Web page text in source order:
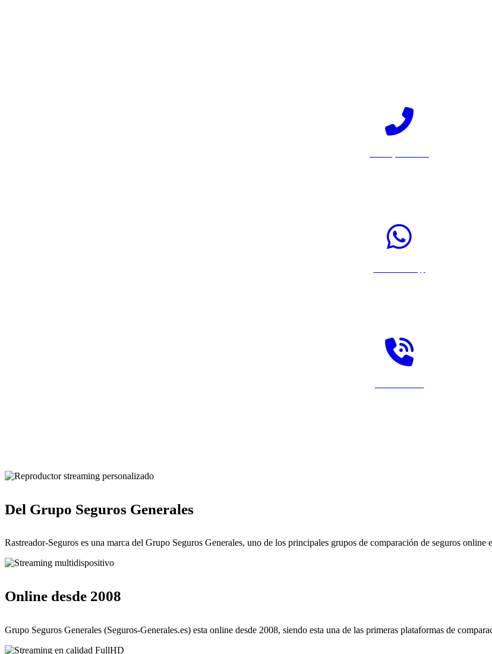
Del Grupo Seguros Generales
Rastreador-Seguros es una marca del Grupo Seguros Generales, uno de los principales grupos de comparación de seguros online
Online desde 2008
Grupo Seguros Generales (Seguros-Generales.es) esta online desde 2008, siendo esta una de las primeras plataformas de